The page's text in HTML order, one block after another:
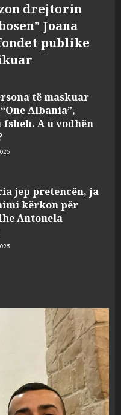
drejtorin
Joana
publike
të maskuar
Albania”,
A u vodhën
jep pretencën, ja
kërkon për
Antonela